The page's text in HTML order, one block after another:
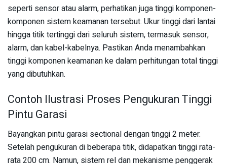
seperti sensor atau alarm, perhatikan juga tinggi komponen-
komponen sistem keamanan tersebut. Ukur tinggi dari lantai
hingga titik tertinggi dari seluruh sistem, termasuk sensor,
alarm, dan kabel-kabelnya. Pastikan Anda menambahkan
tinggi komponen keamanan ke dalam perhitungan total tinggi
yang dibutuhkan.
Contoh Ilustrasi Proses Pengukuran Tinggi
Pintu Garasi
Bayangkan pintu garasi sectional dengan tinggi 2 meter.
Setelah pengukuran di beberapa titik, didapatkan tinggi rata-
rata 200 cm. Namun, sistem rel dan mekanisme penggerak